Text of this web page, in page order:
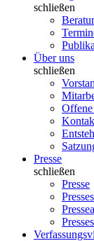
schließen
Über uns
schließen
Presse
schließen
Presse